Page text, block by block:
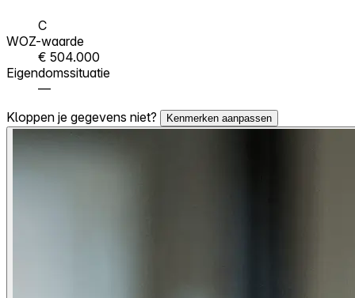
C
WOZ-waarde
€ 504.000
Eigendomssituatie
—
Kloppen je gegevens niet?
Kenmerken aanpassen